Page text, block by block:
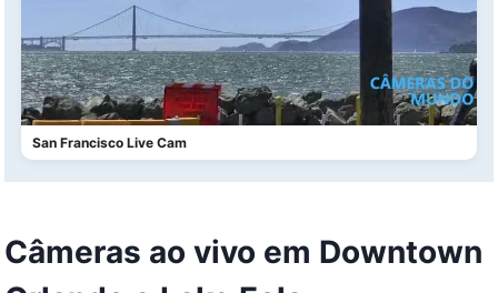
San Francisco Live Cam
Câmeras ao vivo em Downtown